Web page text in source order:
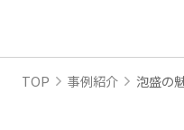
TOP 事例紹介 泡盛の魅